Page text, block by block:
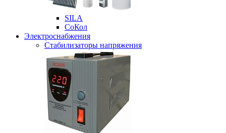
SILA
СоКол
Электроснабжения
Стабилизаторы напряжения